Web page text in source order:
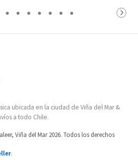
ubicada en la ciudad de Viña del Mar &
a todo Chile.
Viña del Mar 2026. Todos los derechos
.